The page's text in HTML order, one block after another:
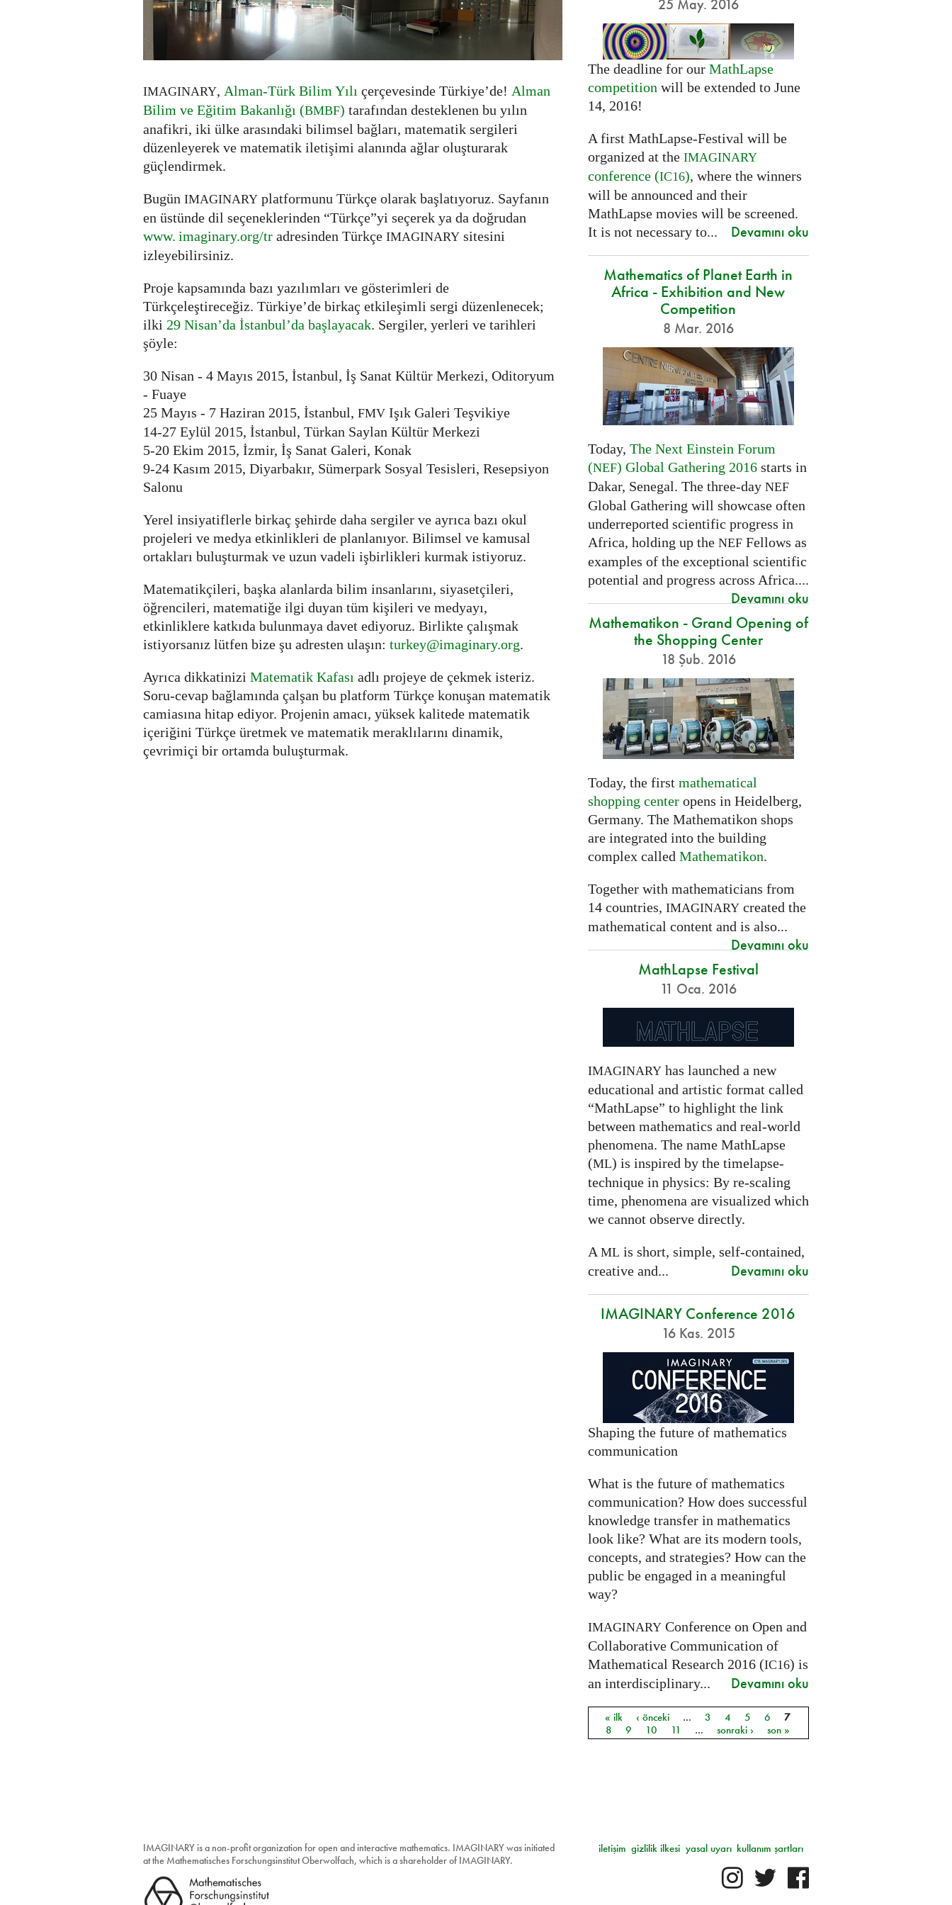
IMAGINARY, Alman-Türk Bilim Yılı çerçevesinde Türkiye’de! Alman
Bilim ve Eğitim Bakanlığı (BMBF) tarafından desteklenen bu yılın
anafikri, iki ülke arasındaki bilimsel bağları, matematik sergileri
düzenleyerek ve matematik iletişimi alanında ağlar oluşturarak
güçlendirmek.
Bugün IMAGINARY platformunu Türkçe olarak başlatıyoruz. Sayfanın
en üstünde dil seçeneklerinden “Türkçe”yi seçerek ya da doğrudan
www. imaginary.org/tr adresinden Türkçe IMAGINARY sitesini
izleyebilirsiniz.
Proje kapsamında bazı yazılımları ve gösterimleri de
Türkçeleştireceğiz. Türkiye’de birkaç etkileşimli sergi düzenlenecek;
ilki 29 Nisan’da İstanbul’da başlayacak. Sergiler, yerleri ve tarihleri
şöyle:
30 Nisan - 4 Mayıs 2015, İstanbul, İş Sanat Kültür Merkezi, Oditoryum
- Fuaye
25 Mayıs - 7 Haziran 2015, İstanbul, FMV Işık Galeri Teşvikiye
14-27 Eylül 2015, İstanbul, Türkan Saylan Kültür Merkezi
5-20 Ekim 2015, İzmir, İş Sanat Galeri, Konak
9-24 Kasım 2015, Diyarbakır, Sümerpark Sosyal Tesisleri, Resepsiyon
Salonu
Yerel insiyatiflerle birkaç şehirde daha sergiler ve ayrıca bazı okul
projeleri ve medya etkinlikleri de planlanıyor. Bilimsel ve kamusal
ortakları buluşturmak ve uzun vadeli işbirlikleri kurmak istiyoruz.
Matematikçileri, başka alanlarda bilim insanlarını, siyasetçileri,
öğrencileri, matematiğe ilgi duyan tüm kişileri ve medyayı,
etkinliklere katkıda bulunmaya davet ediyoruz. Birlikte çalışmak
istiyorsanız lütfen bize şu adresten ulaşın: turkey@imaginary.org.
Ayrıca dikkatinizi Matematik Kafası adlı projeye de çekmek isteriz.
Soru-cevap bağlamında çalşan bu platform Türkçe konuşan matematik
camiasına hitap ediyor. Projenin amacı, yüksek kalitede matematik
içeriğini Türkçe üretmek ve matematik meraklılarını dinamik,
çevrimiçi bir ortamda buluşturmak.
25 May. 2016
The deadline for our MathLapse
competition will be extended to June
14, 2016!
A first MathLapse-Festival will be
organized at the IMAGINARY
conference (IC16), where the winners
will be announced and their
MathLapse movies will be screened.
It is not necessary to...
Devamını oku
Mathematics of Planet Earth in
Africa - Exhibition and New
Competition
8 Mar. 2016
Today, The Next Einstein Forum
(NEF) Global Gathering 2016starts in
Dakar, Senegal. The three-day NEF
Global Gathering will showcase often
underreported scientific progress in
Africa, holding up the NEFFellows as
examples of the exceptional scientific
potential and progress across Africa....
Devamını oku
Mathematikon - Grand Opening of
the Shopping Center
18 Şub. 2016
Today, the first mathematical
shopping centeropens in Heidelberg,
Germany. The Mathematikon shops
are integrated into the building
complex called Mathematikon.
Together with mathematicians from
14 countries, IMAGINARYcreated the
mathematical content and is also...
Devamını oku
MathLapse Festival
11 Oca. 2016
IMAGINARYhas launched a new
educational and artistic format called
“MathLapse” to highlight the link
between mathematics and real-world
phenomena. The name MathLapse
(ML) is inspired by the timelapse-
technique in physics: By re-scaling
time, phenomena are visualized which
we cannot observe directly.
A ML is short, simple, self-contained,
creative and...
Devamını oku
IMAGINARY Conference 2016
16 Kas. 2015
Shaping the future of mathematics
communication
What is the future of mathematics
communication? How does successful
knowledge transfer in mathematics
look like? What are its modern tools,
concepts, and strategies? How can the
public be engaged in a meaningful
way?
IMAGINARYConference on Open and
Collaborative Communication of
Mathematical Research 2016 (IC16) is
an interdisciplinary...
Devamını oku
Sayfalar
« ilk ‹ önceki … 3 4 5 6
7
8
9 10 11 … sonraki › son »
IMAGINARY is a non-profit organization for open and interactive mathematics. IMAGINARY was initiated
at the Mathematisches Forschungsinstitut Oberwolfach, which is a shareholder of IMAGINARY.
kullanım şartları
yasal uyarı
gizlilik ilkesi
iletişim